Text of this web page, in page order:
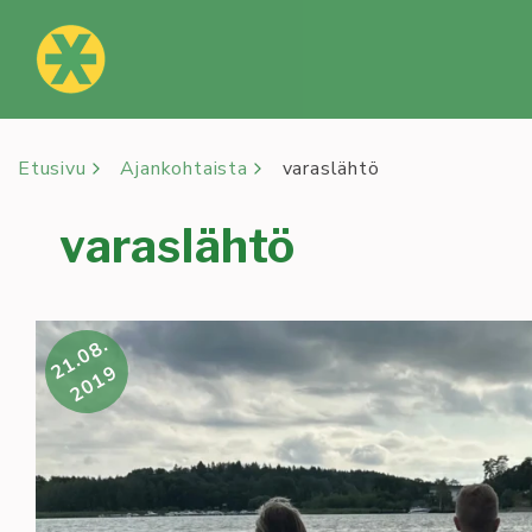
sisältöön
Etusivu Ajankohtaista varaslähtö
varaslähtö
21.08.
2019